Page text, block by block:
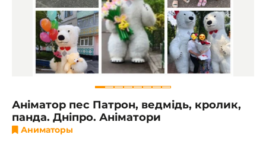
of
Аніматор пес Патрон, ведмідь, кролик,
панда. Дніпро. Аніматори
Аниматоры